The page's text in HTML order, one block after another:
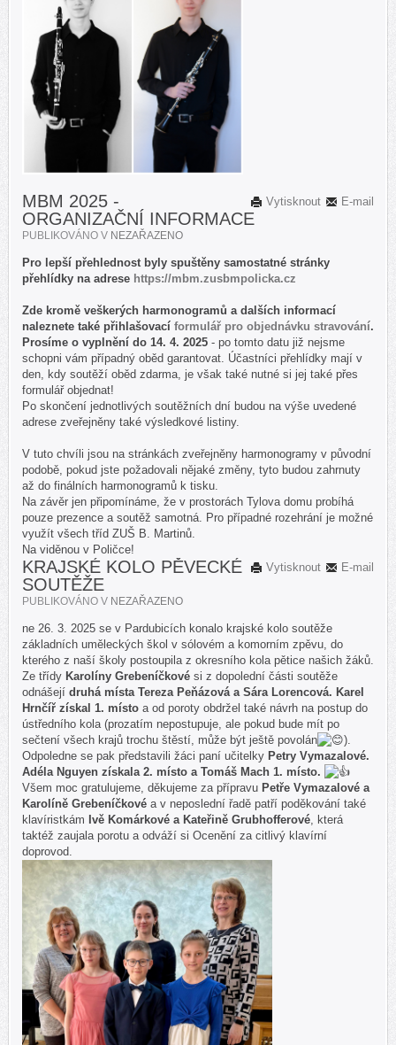
E-mail
Vytisknout
MBM 2025 -
ORGANIZAČNÍ INFORMACE
PUBLIKOVÁNO V NEZAŘAZENO
Pro lepší přehlednost byly spuštěny samostatné stránky
přehlídky na adrese https://mbm.zusbmpolicka.cz
Zde kromě veškerých harmonogramů a dalších informací
naleznete také přihlašovací formulář pro objednávku stravování.
Prosíme o vyplnění do 14. 4. 2025 - po tomto datu již nejsme
schopni vám případný oběd garantovat. Účastníci přehlídky mají v
den, kdy soutěží oběd zdarma, je však také nutné si jej také přes
formulář objednat!
Po skončení jednotlivých soutěžních dní budou na výše uvedené
adrese zveřejněny také výsledkové listiny.
V tuto chvíli jsou na stránkách zveřejněny harmonogramy v původní
podobě, pokud jste požadovali nějaké změny, tyto budou zahrnuty
až do finálních harmonogramů k tisku.
Na závěr jen připomínáme, že v prostorách Tylova domu probíhá
pouze prezence a soutěž samotná. Pro případné rozehrání je možné
využít všech tříd ZUŠ B. Martinů.
Na viděnou v Poličce!
E-mail
Vytisknout
KRAJSKÉ KOLO PĚVECKÉ
SOUTĚŽE
PUBLIKOVÁNO V NEZAŘAZENO
ne 26. 3. 2025 se v Pardubicích konalo krajské kolo soutěže
základních uměleckých škol v sólovém a komorním zpěvu, do
kterého z naší školy postoupila z okresního kola pětice našich žáků.
Ze třídy Karolíny Grebeníčkové si z dopolední části soutěže
odnášejí druhá místa Tereza Peňázová a Sára Lorencová. Karel
Hrnčíř získal 1. místo a od poroty obdržel také návrh na postup do
ústředního kola (prozatím nepostupuje, ale pokud bude mít po
sečtení všech krajů trochu štěstí, může být ještě povolán
).
Odpoledne se pak představili žáci paní učitelky Petry Vymazalové.
Adéla Nguyen získala 2. místo a Tomáš Mach 1. místo.
Všem moc gratulujeme, děkujeme za přípravu Petře Vymazalové a
Karolíně Grebeníčkové a v neposlední řadě patří poděkování také
klavíristkám Ivě Komárkové a Kateřině Grubhofferové, která
taktéž zaujala porotu a odváží si Ocenění za citlivý klavírní
doprovod.